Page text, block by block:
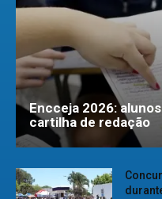
Encceja 2026:
cartilha de redação